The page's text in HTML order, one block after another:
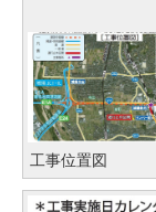
工事位置図